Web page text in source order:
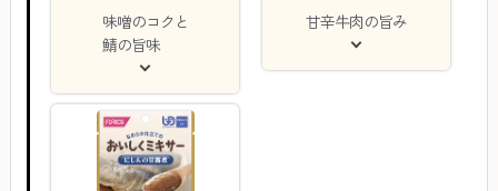
味噌のコクと
鯖の旨味
甘辛牛肉の旨み